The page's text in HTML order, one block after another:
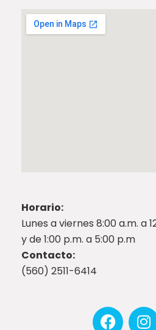
Horario:
Lunes a viernes 8:00 a.m. a
y de 1:00 p.m. a 5:00 p.m
Contacto:
(560) 2511-6414